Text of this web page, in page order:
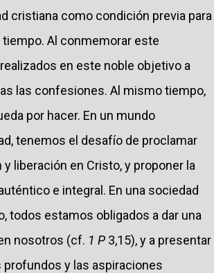
cristiana como condición previa para
Al conmemorar este
en este noble objetivo a
las confesiones. Al mismo tiempo,
por hacer. En un mundo
tenemos el desafío de proclamar
liberación en Cristo, y proponer la
e integral. En una sociedad
todos estamos obligados a dar una
nosotros (cf. 1 P 3,15), y a presentar
y las aspiraciones